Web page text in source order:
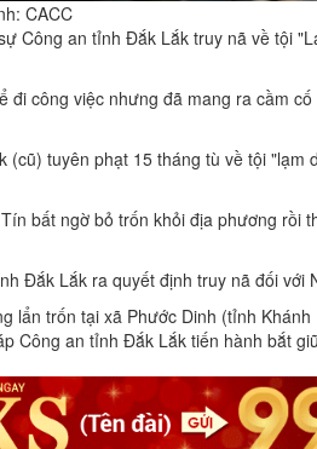
CACC
Công an tỉnh Đắk Lắk truy nã về tội
công việc nhưng đã mang ra cầm
tuyên phạt 15 tháng tù về tội "lạm
bất ngờ bỏ trốn khỏi địa phương rồi
Đắk Lắk ra quyết định truy nã đối với
lẩn trốn tại xã Phước Dinh (tỉnh
Công an tỉnh Đắk Lắk tiến hành bắt